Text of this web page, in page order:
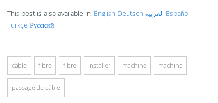
This post is also available in: English Deutsch العربية Español
Türkçe Русский
câble fibre fibre installer machine machine
passage de câble